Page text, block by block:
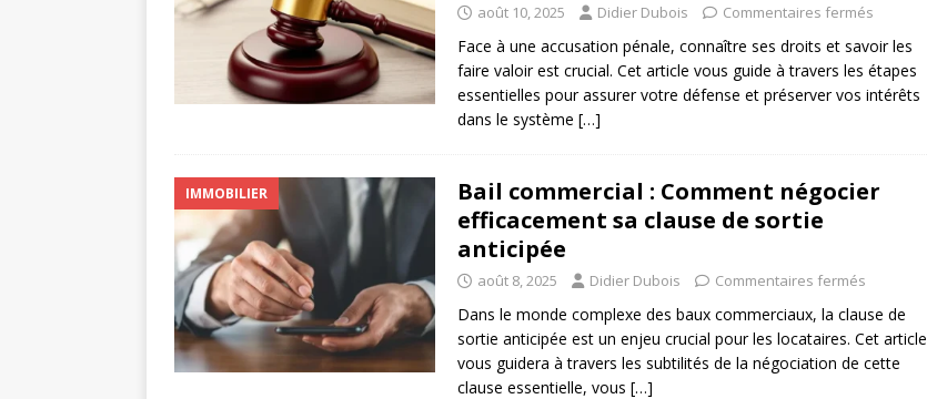
août 10, 2025 Didier Dubois Commentaires fermés
Face à une accusation pénale, connaître ses droits et savoir les
faire valoir est crucial. Cet article vous guide à travers les étapes
essentielles pour assurer votre défense et préserver vos intérêts
dans le système […]
IMMOBILIER
Bail commercial : Comment négocier
efficacement sa clause de sortie
anticipée
août 8, 2025 Didier Dubois Commentaires fermés
Dans le monde complexe des baux commerciaux, la clause de
sortie anticipée est un enjeu crucial pour les locataires. Cet article
vous guidera à travers les subtilités de la négociation de cette
clause essentielle, vous […]